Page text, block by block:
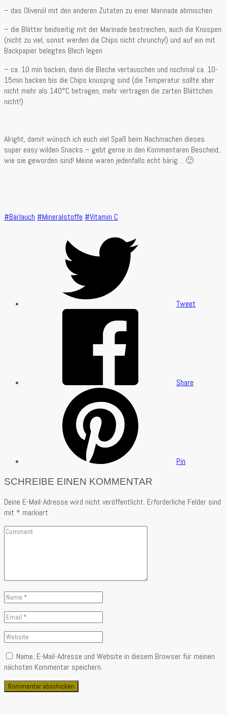
– das Olivenöl mit den anderen Zutaten zu einer Marinade abmischen
– die Blätter beidseitig mit der Marinade bestreichen, auch die Knospen
(nicht zu viel, sonst werden die Chips nicht chrunchy!) und auf ein mit
Backpapier belegtes Blech legen
– ca. 10 min backen, dann die Bleche vertauschen und nochmal ca. 10-
15min backen bis die Chips knusprig sind (die Temperatur sollte aber
nicht mehr als 140°C betragen, mehr vertragen die zarten Blättchen
nicht!)
Alright, damit wünsch ich euch viel Spaß beim Nachmachen dieses
super easy wilden Snacks – gebt gerne in den Kommentaren Bescheid,
wie sie geworden sind! Meine waren jedenfalls echt bärig… 🙂
#Bärlauch #Mineralstoffe #Vitamin C
Tweet
Share
Pin
SCHREIBE EINEN KOMMENTAR
Deine E-Mail-Adresse wird nicht veröffentlicht. Erforderliche Felder sind
mit * markiert
Comment
Name
*
Email
*
Website
Name, E-Mail-Adresse und Website in diesem Browser für meinen
nächsten Kommentar speichern.